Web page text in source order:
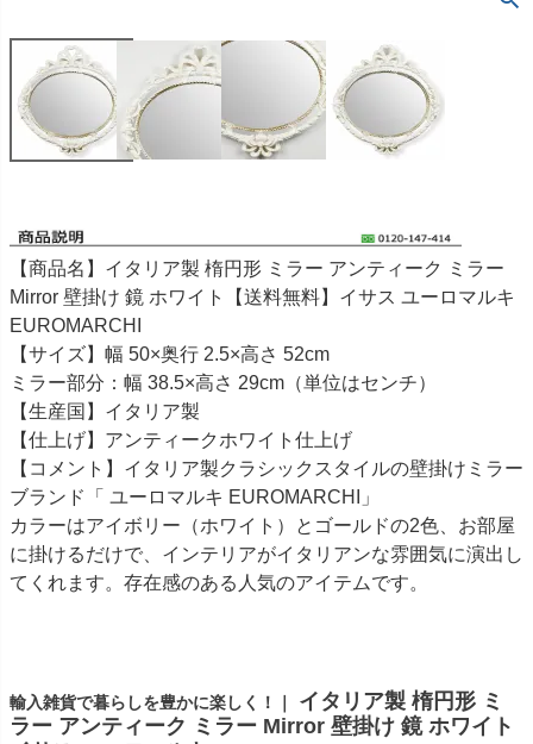
【商品名】イタリア製 楕円形 ミラー アンティーク ミラー
Mirror 壁掛け 鏡 ホワイト【送料無料】イサス ユーロマルキ
EUROMARCHI
【サイズ】幅 50×奥行 2.5×高さ 52cm
ミラー部分：幅 38.5×高さ 29cm（単位はセンチ）
【生産国】イタリア製
【仕上げ】アンティークホワイト仕上げ
【コメント】イタリア製クラシックスタイルの壁掛けミラー
ブランド「 ユーロマルキ EUROMARCHI」
カラーはアイボリー（ホワイト）とゴールドの2色、お部屋
に掛けるだけで、インテリアがイタリアンな雰囲気に演出し
てくれます。存在感のある人気のアイテムです。
輸入雑貨で暮らしを豊かに楽しく！｜
イタリア製 楕円形 ミ
ラー アンティーク ミラー Mirror 壁掛け 鏡 ホワイト